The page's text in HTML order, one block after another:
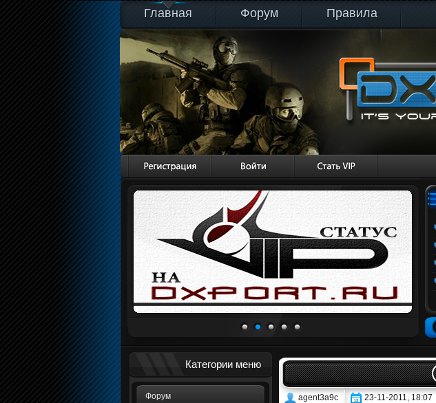
Главная Форум Правила
Категории меню
Форум agent3a9c 23-11-2011, 18:07